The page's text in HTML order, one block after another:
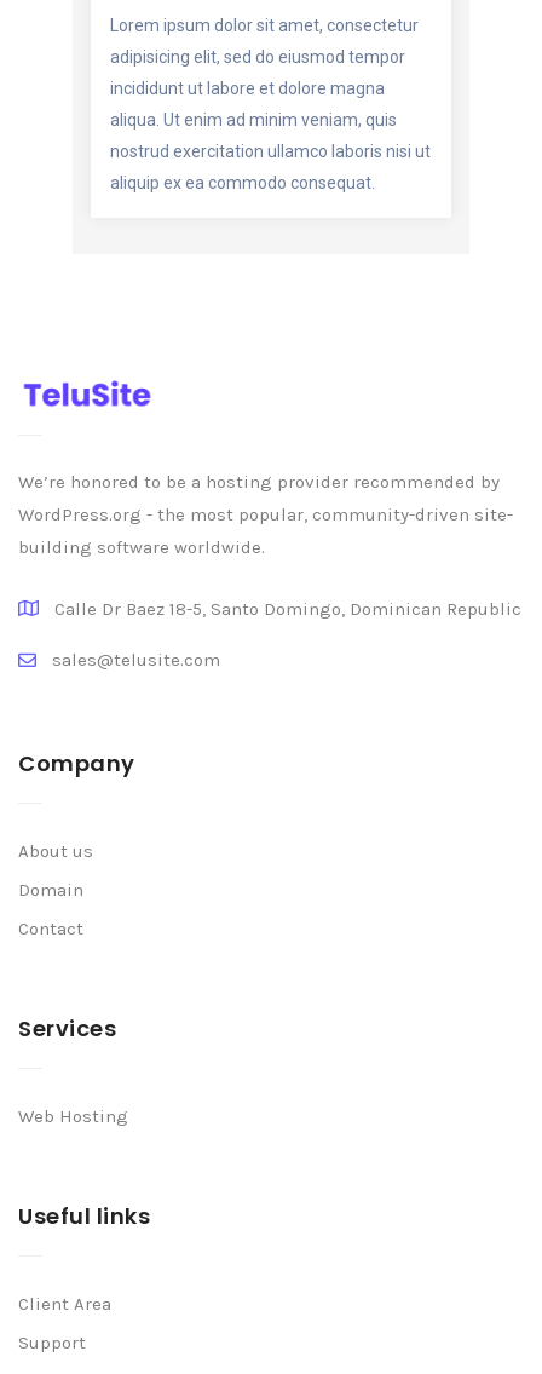
Lorem ipsum dolor sit amet, consectetur
adipisicing elit, sed do eiusmod tempor
incididunt ut labore et dolore magna
aliqua. Ut enim ad minim veniam, quis
nostrud exercitation ullamco laboris nisi ut
aliquip ex ea commodo consequat.
We’re honored to be a hosting provider recommended by
WordPress.org - the most popular, community-driven site-
building software worldwide.
Calle Dr Baez 18-5, Santo Domingo, Dominican Republic
sales@telusite.com
Company
About us
Domain
Contact
Services
Web Hosting
Useful links
Client Area
Support